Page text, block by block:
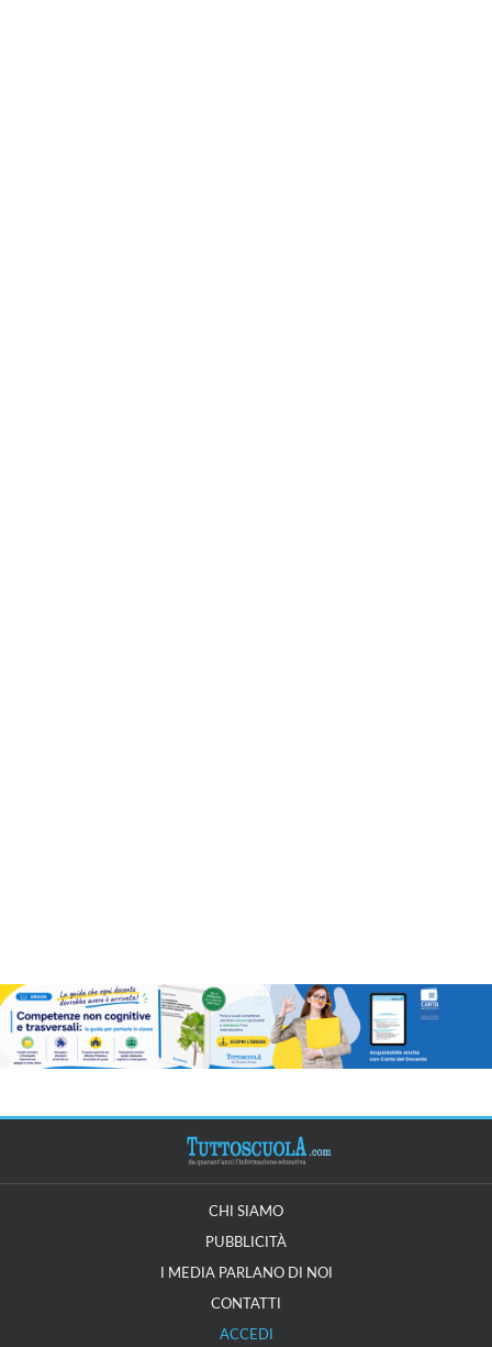
CHI SIAMO
PUBBLICITÀ
I MEDIA PARLANO DI NOI
CONTATTI
ACCEDI